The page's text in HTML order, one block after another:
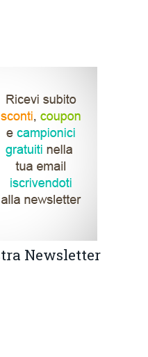
Newsletter